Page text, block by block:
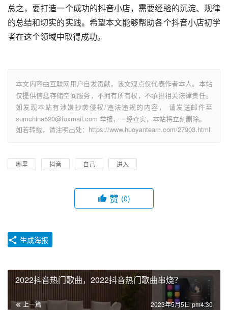
总之，要打造一个成功的抖音小店，需要经验的沉淀、规律
的总结和切实的实践。希望本文能够帮助各个抖音小店初学
者在这个领域中取得成功。
本文内容由互联网用户自发贡献，该文观点仅代表作者本人。本站
仅提供信息存储空间服务，不拥有所有权，不承担相关法律责任。
如发现本站有涉嫌抄袭侵权/违法违规的内容， 请发送邮件至
sumchina520@foxmail.com 举报，一经查实，本站将立刻删除。
如若转载，请注明出处：https://www.huoyanteam.com/27903.html
哪里 抖音 自己 进入
赞 (0)
生成海报
2022抖音热门歌曲，2022抖音热门歌曲串烧？
上一篇 2023年5月5日 pm4:30